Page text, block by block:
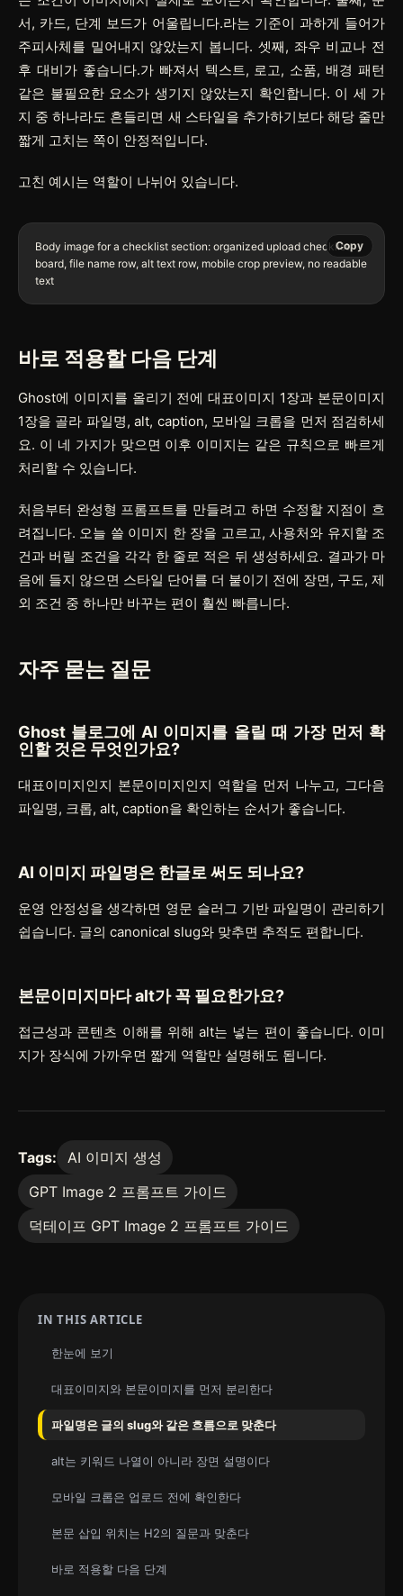
서, 카드, 단계 보드가 어울립니다.라는 기준이 과하게 들어가
주피사체를 밀어내지 않았는지 봅니다. 셋째, 좌우 비교나 전
후 대비가 좋습니다.가 빠져서 텍스트, 로고, 소품, 배경 패턴
같은 불필요한 요소가 생기지 않았는지 확인합니다. 이 세 가
지 중 하나라도 흔들리면 새 스타일을 추가하기보다 해당 줄만
짧게 고치는 쪽이 안정적입니다.
고친 예시는 역할이 나뉘어 있습니다.
Body image for a checklist section: organized upload checklist
board, file name row, alt text row, mobile crop preview, no readable
Copy
바로 적용할 다음 단계
Ghost에 이미지를 올리기 전에 대표이미지 1장과 본문이미지
1장을 골라 파일명, alt, caption, 모바일 크롭을 먼저 점검하세
요. 이 네 가지가 맞으면 이후 이미지는 같은 규칙으로 빠르게
처리할 수 있습니다.
처음부터 완성형 프롬프트를 만들려고 하면 수정할 지점이 흐
려집니다. 오늘 쓸 이미지 한 장을 고르고, 사용처와 유지할 조
건과 버릴 조건을 각각 한 줄로 적은 뒤 생성하세요. 결과가 마
음에 들지 않으면 스타일 단어를 더 붙이기 전에 장면, 구도, 제
외 조건 중 하나만 바꾸는 편이 훨씬 빠릅니다.
자주 묻는 질문
Ghost 블로그에 AI 이미지를 올릴 때 가장 먼저 확
인할 것은 무엇인가요?
대표이미지인지 본문이미지인지 역할을 먼저 나누고, 그다음
파일명, 크롭, alt, caption을 확인하는 순서가 좋습니다.
AI 이미지 파일명은 한글로 써도 되나요?
운영 안정성을 생각하면 영문 슬러그 기반 파일명이 관리하기
쉽습니다. 글의 canonical slug와 맞추면 추적도 편합니다.
본문이미지마다 alt가 꼭 필요한가요?
접근성과 콘텐츠 이해를 위해 alt는 넣는 편이 좋습니다. 이미
지가 장식에 가까우면 짧게 역할만 설명해도 됩니다.
Tags:
AI 이미지 생성
GPT Image 2 프롬프트 가이드
덕테이프 GPT Image 2 프롬프트 가이드
IN THIS ARTICLE
한눈에 보기
대표이미지와 본문이미지를 먼저 분리한다
파일명은 글의 slug와 같은 흐름으로 맞춘다
alt는 키워드 나열이 아니라 장면 설명이다
모바일 크롭은 업로드 전에 확인한다
본문 삽입 위치는 H2의 질문과 맞춘다
바로 적용할 다음 단계